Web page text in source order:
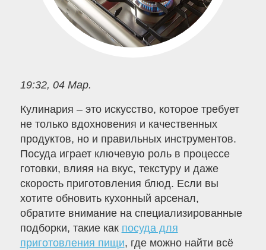
19:32, 04 Мар.
Кулинария – это искусство, которое требует
не только вдохновения и качественных
продуктов, но и правильных инструментов.
Посуда играет ключевую роль в процессе
готовки, влияя на вкус, текстуру и даже
скорость приготовления блюд. Если вы
хотите обновить кухонный арсенал,
обратите внимание на специализированные
подборки, такие как посуда для
приготовления пищи, где можно найти всё